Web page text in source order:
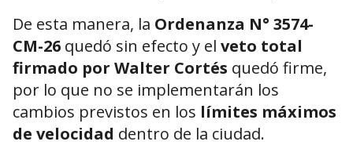
De esta manera, la Ordenanza N° 3574-
CM-26 quedó sin efecto y el veto total
firmado por Walter Cortés quedó firme,
por lo que no se implementarán los
cambios previstos en los límites máximos
de velocidad dentro de la ciudad.